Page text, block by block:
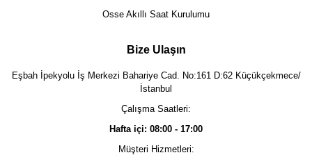
Osse Akıllı Saat Kurulumu
Bize Ulaşın
Eşbah İpekyolu İş Merkezi Bahariye Cad. No:161 D:62 Küçükçekmece/
İstanbul
Çalışma Saatleri:
Hafta içi: 08:00 - 17:00
Müşteri Hizmetleri: